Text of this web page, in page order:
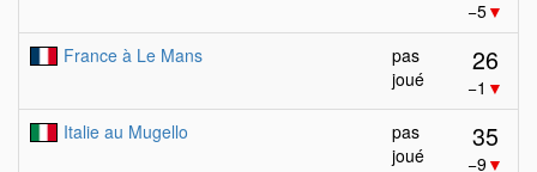
−5▼
France à Le Mans
pas
joué
26
−1 ▼
Italie au Mugello
pas
joué
35
−9▼